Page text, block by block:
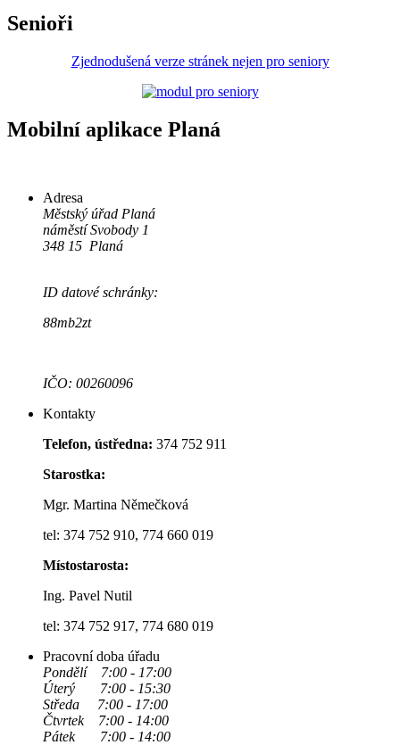
Senioři
Zjednodušená verze stránek nejen pro seniory
Mobilní aplikace Planá
Adresa
Městský úřad Planá
náměstí Svobody 1
348 15 Planá
ID datové schránky:
88mb2zt
IČO: 00260096
Kontakty
Telefon, ústředna: 374 752 911
Starostka:
Mgr. Martina Němečková
tel: 374 752 910, 774 660 019
Místostarosta:
Ing. Pavel Nutil
tel: 374 752 917, 774 680 019
Pracovní doba úřadu
Pondělí 7:00 - 17:00
Úterý 7:00 - 15:30
Středa 7:00 - 17:00
Čtvrtek 7:00 - 14:00
Pátek 7:00 - 14:00